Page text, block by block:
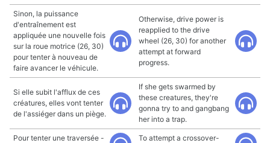
Sinon, la puissance
d'entraînement est
appliquée une nouvelle fois
sur la roue motrice (26, 30)
pour tenter à nouveau de
faire avancer le véhicule.
Otherwise, drive power is
reapplied to the drive
wheel (26, 30) for another
attempt at forward
progress.
Si elle subit l'afflux de ces
créatures, elles vont tenter
de l'assiéger dans un piège.
If she gets swarmed by
these creatures, they're
gonna try to and gangbang
her into a trap.
Pour tenter une traversée -
To attempt a crossover-